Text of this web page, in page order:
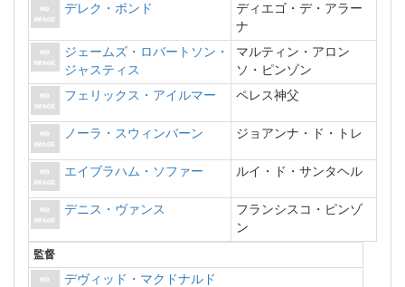
デレク・ボンド
ディエゴ・デ・アラー
ナ
ジェームズ・ロバートソン・
ジャスティス
マルティン・アロン
ソ・ピンゾン
フェリックス・アイルマー
ペレス神父
ノーラ・スウィンバーン ジョアンナ・ド・トレ
エイブラハム・ソファー ルイ・ド・サンタヘル
デニス・ヴァンス
フランシスコ・ピンゾ
ン
監督
デヴィッド・マクドナルド